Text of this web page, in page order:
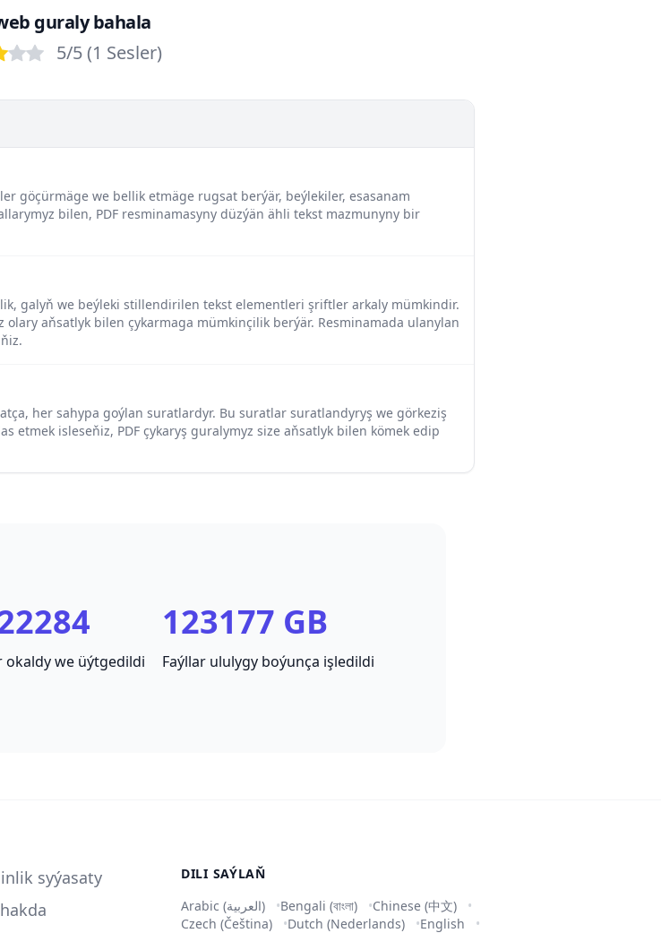
guraly bahala
GoodExcellent
5/5 (1 Sesler)
göçürmäge we bellik etmäge rugsat berýär, beýlekiler, esasanam
bilen, PDF resminamasyny düzýän ähli tekst mazmunyny bir
galyň we beýleki stillendirilen tekst elementleri şriftler arkaly mümkindir.
aňsatlyk bilen çykarmaga mümkinçilik berýär. Resminamada ulanylan
her sahypa goýlan suratlardyr. Bu suratlar suratlandyryş we görkeziş
etmek isleseňiz, PDF çykaryş guralymyz size aňsatlyk bilen kömek edip
okaldy we üýtgedildi
123177 GB
Faýllar ululygy boýunça işledildi
syýasaty
DILI SAÝLAŇ
Arabic (العربية)
Bengali (বাংলা)
Chinese (中文)
Czech (Čeština)
Dutch (Nederlands) English